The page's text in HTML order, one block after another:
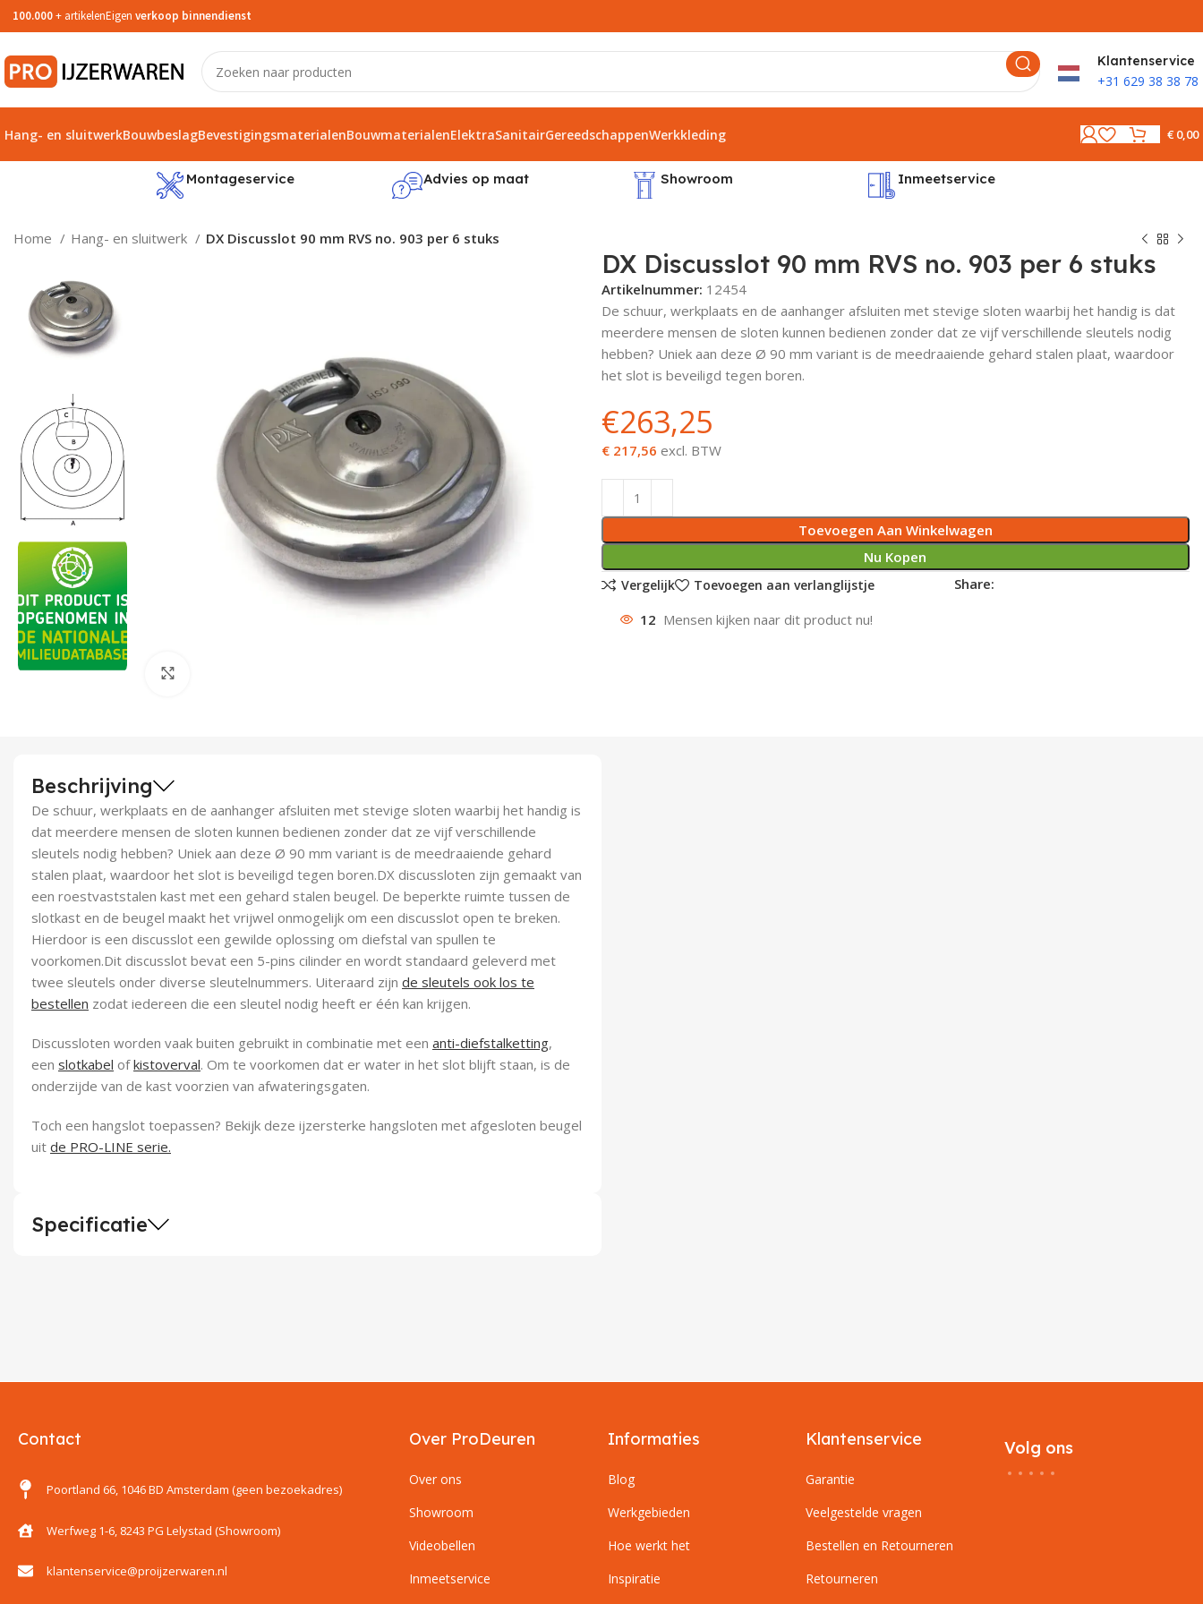
100.000+ artikelenEigen verkoop binnendienst
Klantenservice
+31 629 38 38 78
Hang- en sluitwerkBouwbeslagBevestigingsmaterialenBouwmaterialenElektraSanitairGereedschappenWerkkleding €0,00
Montageservice Advies op maat Showroom Inmeetservice
Home Hang- en sluitwerk DX Discusslot 90 mm RVS no. 903 per 6 stuks
DX Discusslot 90 mm RVS no. 903 per 6 stuks
Artikelnummer: 12454
De schuur, werkplaats en de aanhanger afsluiten met stevige sloten waarbij het handig is dat
meerdere mensen de sloten kunnen bedienen zonder dat ze vijf verschillende sleutels nodig
hebben? Uniek aan deze Ø 90 mm variant is de meedraaiende gehard stalen plaat, waardoor
het slot is beveiligd tegen boren.
€263,25
€ 217,56 excl. BTW
Toevoegen Aan Winkelwagen
Nu Kopen
Vergelijk Toevoegen aan verlanglijstje Share:
12 Mensen kijken naar dit product nu!
Beschrijving
De schuur, werkplaats en de aanhanger afsluiten met stevige sloten waarbij het handig is
dat meerdere mensen de sloten kunnen bedienen zonder dat ze vijf verschillende
sleutels nodig hebben? Uniek aan deze Ø 90 mm variant is de meedraaiende gehard
stalen plaat, waardoor het slot is beveiligd tegen boren.DX discussloten zijn gemaakt van
een roestvaststalen kast met een gehard stalen beugel. De beperkte ruimte tussen de
slotkast en de beugel maakt het vrijwel onmogelijk om een discusslot open te breken.
Hierdoor is een discusslot een gewilde oplossing om diefstal van spullen te
voorkomen.Dit discusslot bevat een 5-pins cilinder en wordt standaard geleverd met
twee sleutels onder diverse sleutelnummers. Uiteraard zijn de sleutels ook los te
bestellen zodat iedereen die een sleutel nodig heeft er één kan krijgen.
Discussloten worden vaak buiten gebruikt in combinatie met een anti-diefstalketting,
een slotkabel ofkistoverval. Om te voorkomen dat er water in het slot blijft staan, is de
onderzijde van de kast voorzien van afwateringsgaten.
Toch een hangslot toepassen? Bekijk deze ijzersterke hangsloten met afgesloten beugel
uit de PRO-LINE serie.
Specificatie
Contact
Poortland 66, 1046 BD Amsterdam (geen bezoekadres)
Werfweg 1-6, 8243 PG Lelystad (Showroom)
klantenservice@proijzerwaren.nl
Over ProDeuren
Over ons
Showroom
Videobellen
Inmeetservice
Informaties
Blog
Werkgebieden
Hoe werkt het
Inspiratie
Klantenservice
Garantie
Veelgestelde vragen
Bestellen en Retourneren
Retourneren
Volg ons